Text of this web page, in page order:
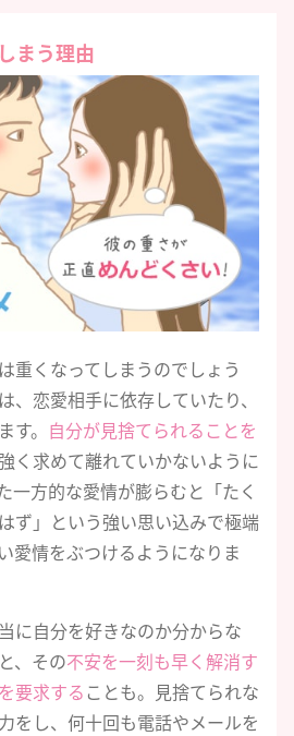
まう理由
重くなってしまうのでしょう
、恋愛相手に依存していたり、
。 自分が見捨てられることを
く求めて離れていかないように
一方的な愛情が膨らむと「たく
ず」という強い思い込みで極端
愛情をぶつけるようになりま
に自分を好きなのか分からな
、その不安を一刻も早く解消す
要求することも。見捨てられな
をし、何十回も電話やメールを